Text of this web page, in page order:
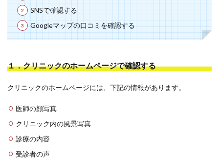
SNSで確認する
Googleマップの口コミを確認する
１．クリニックのホームページで確認する
クリニックのホームページには、下記の情報があります。
医師の顔写真
クリニック内の風景写真
診療の内容
受診者の声